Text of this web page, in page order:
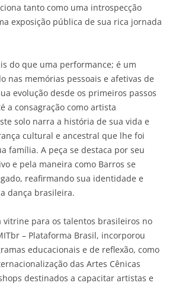
tanto como uma introspecção
exposição pública de sua rica jornada
do que uma performance; é um
nas memórias pessoais e afetivas de
evolução desde os primeiros passos
a consagração como artista
solo narra a história de sua vida e
cultural e ancestral que lhe foi
família. A peça se destaca por seu
e pela maneira como Barros se
reafirmando sua identidade e
dança brasileira.
vitrine para os talentos brasileiros no
– Plataforma Brasil, incorporou
educacionais e de reflexão, como
das Artes Cênicas
destinados a capacitar artistas e